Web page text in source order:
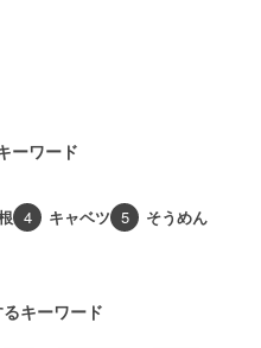
ーワード
4 キャベツ 5 そうめん
キーワード